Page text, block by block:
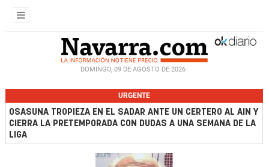
DOMINGO, 09 DE AGOSTO DE 2026
URGENTE
OSASUNA TROPIEZA EN EL SADAR ANTE UN CERTERO AL AIN Y
CIERRA LA PRETEMPORADA CON DUDAS A UNA SEMANA DE LA
LIGA